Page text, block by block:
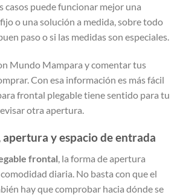
casos puede funcionar mejor una
o una solución a medida, sobre todo
paso o si las medidas son especiales.
Mundo Mampara y comentar tus
Con esa información es más fácil
frontal plegable tiene sentido para tu
otra apertura.
apertura y espacio de entrada
frontal , la forma de apertura
diaria. No basta con que el
hay que comprobar hacia dónde se